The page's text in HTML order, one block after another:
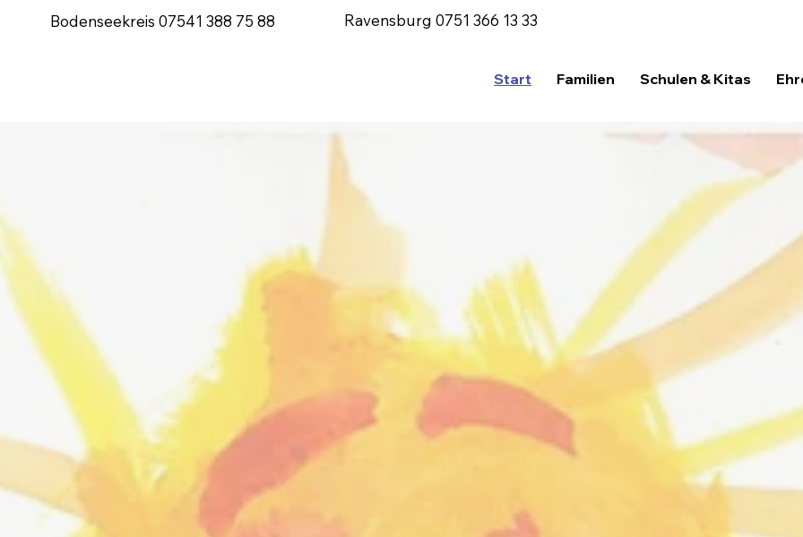
Bodenseekreis07541 388 75 88
Start Familien Schulen & Kitas
Ravensburg0751 366 13 33